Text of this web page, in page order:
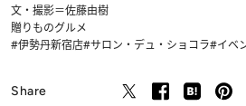
文・撮影＝佐藤由樹
贈りものグルメ
#伊勢丹新宿店#サロン・デュ・ショコラ#イベ
Share